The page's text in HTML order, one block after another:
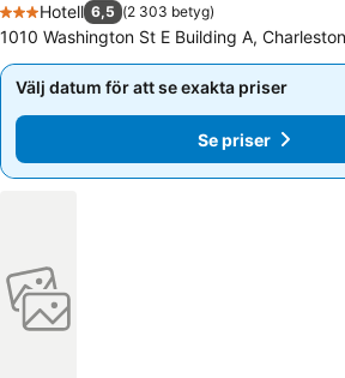
3 Stjärnor
Hotell 6,5 (2 303 betyg)
1010 Washington St E Building A,
Välj datum för att se exakta priser
Se priser
Välj datum för att se exakta priser
Se priser